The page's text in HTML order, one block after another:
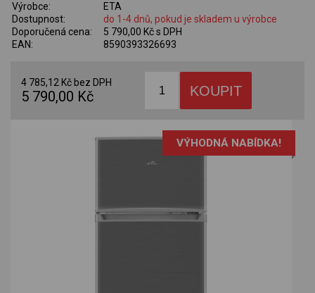
Výrobce:
ETA
Dostupnost:
do 1-4 dnů, pokud je skladem u výrobce
Doporučená cena:
5 790,00 Kč s DPH
EAN:
8590393326693
4 785,12 Kč bez DPH
5 790,00 Kč
VÝHODNÁ NABÍDKA!